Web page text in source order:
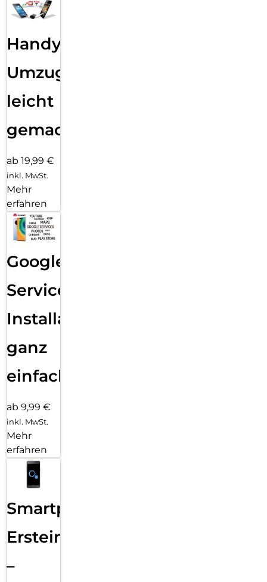
Handy
Umzug
leicht
gemacht!
ab 19,99 €
inkl. MwSt.
Mehr
erfahren
Google
Services
Installation
ganz
einfach
ab 9,99 €
inkl. MwSt.
Mehr
erfahren
Smartphone
Ersteinrichtung
–